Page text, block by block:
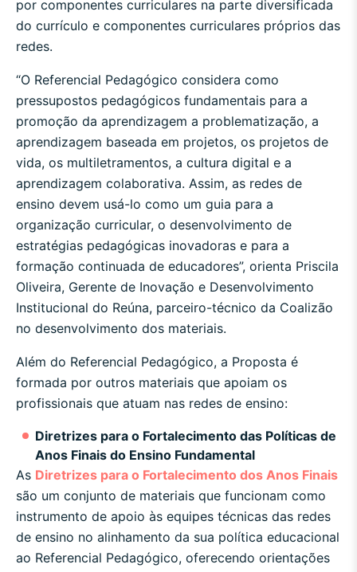
por componentes curriculares na parte diversificada
do currículo e componentes curriculares próprios das
redes.
“O Referencial Pedagógico considera como
pressupostos pedagógicos fundamentais para a
promoção da aprendizagem a problematização, a
aprendizagem baseada em projetos, os projetos de
vida, os multiletramentos, a cultura digital e a
aprendizagem colaborativa. Assim, as redes de
ensino devem usá-lo como um guia para a
organização curricular, o desenvolvimento de
estratégias pedagógicas inovadoras e para a
formação continuada de educadores”, orienta Priscila
Oliveira, Gerente de Inovação e Desenvolvimento
Institucional do Reúna, parceiro-técnico da Coalizão
no desenvolvimento dos materiais.
Além do Referencial Pedagógico, a Proposta é
formada por outros materiais que apoiam os
profissionais que atuam nas redes de ensino:
Diretrizes para o Fortalecimento das Políticas de
Anos Finais do Ensino Fundamental
As Diretrizes para o Fortalecimento dos Anos Finais
são um conjunto de materiais que funcionam como
instrumento de apoio às equipes técnicas das redes
de ensino no alinhamento da sua política educacional
ao Referencial Pedagógico, oferecendo orientações